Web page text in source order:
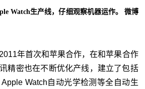
Watch生产线，仔细观察机器运作。 微博
年首次和苹果合作，在和苹果合作
精密也在不断优化产线，建立了包括
Watch自动光学检测等全自动生